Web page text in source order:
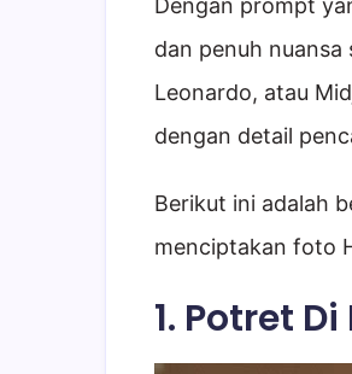
Dengan prompt
dan penuh nuansa
Leonardo, atau
dengan detail
Berikut ini adalah
menciptakan foto
1. Potret